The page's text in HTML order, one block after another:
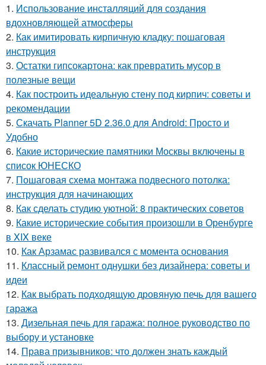
1. Использование инсталляций для создания
вдохновляющей атмосферы
2. Как имитировать кирпичную кладку: пошаговая
инструкция
3. Остатки гипсокартона: как превратить мусор в
полезные вещи
4. Как построить идеальную стену под кирпич: советы и
рекомендации
5. Скачать Planner 5D 2.36.0 для Android: Просто и
Удобно
6. Какие исторические памятники Москвы включены в
список ЮНЕСКО
7. Пошаговая схема монтажа подвесного потолка:
инструкция для начинающих
8. Как сделать студию уютной: 8 практических советов
9. Какие исторические события произошли в Оренбурге
в XIX веке
10. Как Арзамас развивался с момента основания
11. Классный ремонт однушки без дизайнера: советы и
идеи
12. Как выбрать подходящую дровяную печь для вашего
гаража
13. Дизельная печь для гаража: полное руководство по
выбору и установке
14. Права призывников: что должен знать каждый